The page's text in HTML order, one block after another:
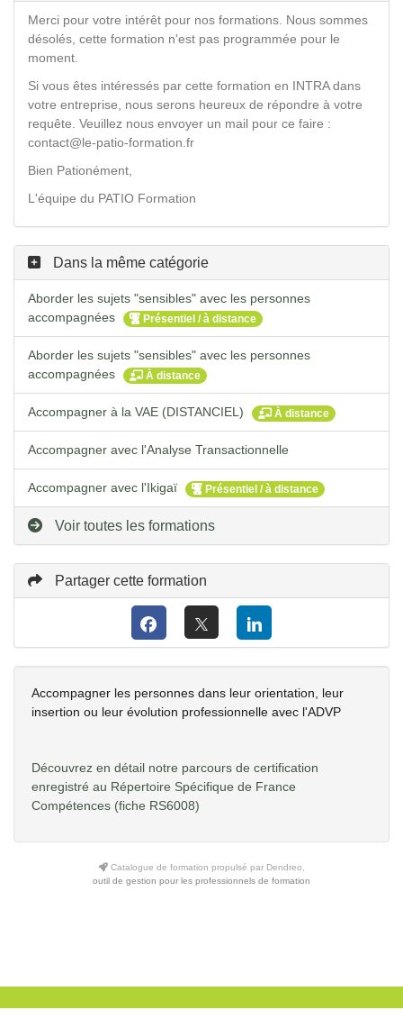
Merci pour votre intérêt pour nos formations. Nous sommes
désolés, cette formation n'est pas programmée pour le
moment.
Si vous êtes intéressés par cette formation en INTRA dans
votre entreprise, nous serons heureux de répondre à votre
requête. Veuillez nous envoyer un mail pour ce faire :
contact@le-patio-formation.fr
Bien Pationément,
L'équipe du PATIO Formation
Dans la même catégorie
Aborder les sujets "sensibles" avec les personnes
accompagnées
Présentiel / à distance
Aborder les sujets "sensibles" avec les personnes
accompagnées
À distance
Accompagner à la VAE (DISTANCIEL) À distance
Accompagner avec l'Analyse Transactionnelle
Accompagner avec l'Ikigaï Présentiel / à distance
Voir toutes les formations
Partager cette formation
Accompagner les personnes dans leur orientation, leur
insertion ou leur évolution professionnelle avec l'ADVP
Découvrez en détail notre parcours de certification
enregistré au Répertoire Spécifique de France
Compétences (fiche RS6008)
Catalogue de formation propulsé par Dendreo,
outil de gestion pour les professionnels de formation